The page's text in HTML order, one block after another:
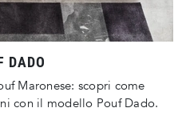
DADO
Maronese: scopri come
con il modello Pouf Dado.